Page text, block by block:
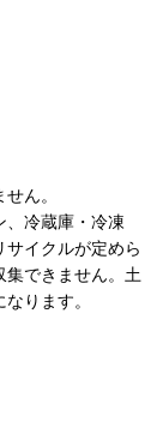
ん。
冷蔵庫・冷凍
イクルが定めら
集できません。土
ります。